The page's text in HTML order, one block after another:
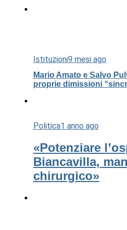
Istituzioni9 mesi ago
Mario Amato e Salvo
proprie dimissioni
Politica1 anno ago
«Potenziare
Biancavilla,
chirurgico»